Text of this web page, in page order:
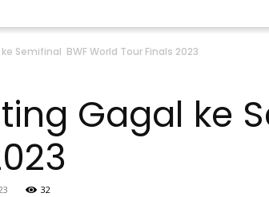
Semifinal BWF World Tour Finals 2023
Gagal ke
32